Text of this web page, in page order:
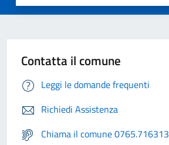
Contatta il comune
Leggi le domande frequenti
Richiedi Assistenza
Chiama il comune 0765.716313